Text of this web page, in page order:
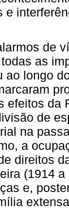
e
de
as
ao longo
efeitos da
de
na
a
direitos
(1914
e,